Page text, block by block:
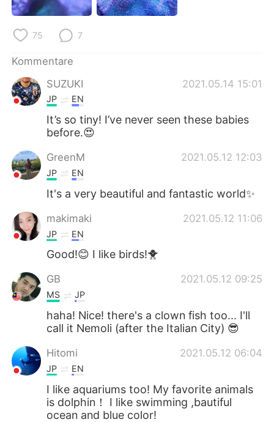
75 7
Kommentare
SUZUKI
2021.05.14 15:01
JP EN
It’s so tiny! I’ve never seen these babies
before.😍
GreenM 2021.05.12 12:03
JP EN
It's a very beautiful and fantastic world✨
makimaki 2021.05.12 11:06
JP EN
Good!😊 I like birds!🐥
GB 2021.05.12 09:25
MS JP
haha! Nice! there's a clown fish too... I'll
call it Nemoli (after the Italian City) 😎
Hitomi 2021.05.12 06:04
JP EN
I like aquariums too! My favorite animals
is dolphin！ I like swimming ,bautiful
ocean and blue color!